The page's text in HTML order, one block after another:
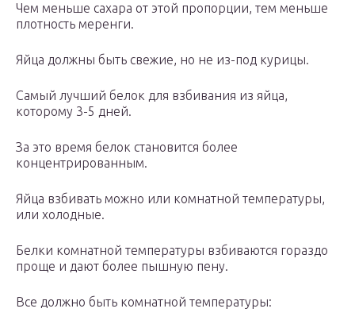
Чем меньше сахара от этой пропорции, тем меньше
плотность меренги.
Яйца должны быть свежие, но не из-под курицы.
Самый лучший белок для взбивания из яйца,
которому 3-5 дней.
За это время белок становится более
концентрированным.
Яйца взбивать можно или комнатной температуры,
или холодные.
Белки комнатной температуры взбиваются гораздо
проще и дают более пышную пену.
Все должно быть комнатной температуры: